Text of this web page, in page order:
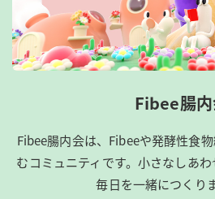
Fibee腸
Fibee腸内会は、​Fibeeや発酵性食
むコミュニティです。​小さなしあ
毎日を一緒につくり